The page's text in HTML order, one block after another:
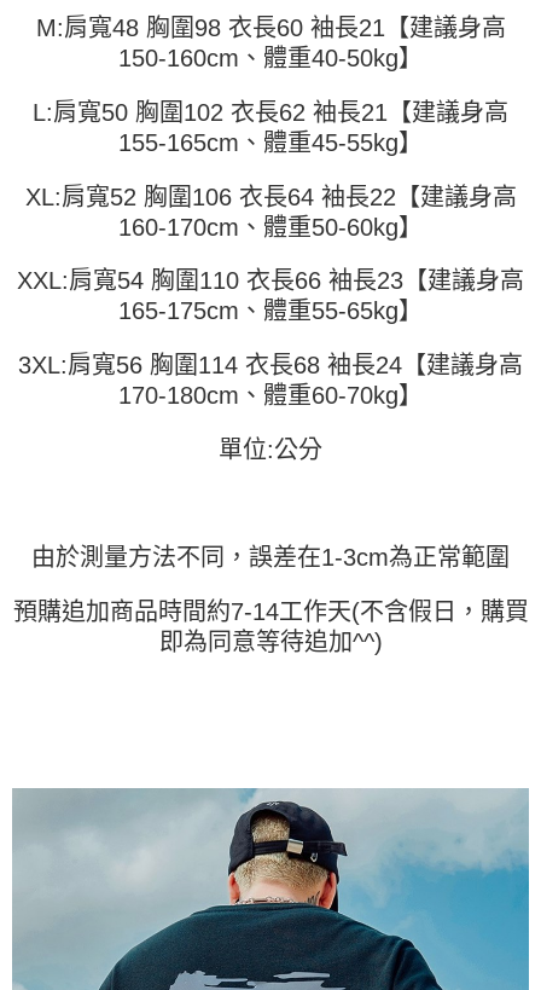
3.實際核准額度、可分期數及費用金額請依後續交易確認頁面所載為準。
4.訂單成立30分鐘內，如未前往確認交易或遇審核未通過，訂單將自動取
消。如遇「轉專審核」未通過狀況，表示未達大哥付你分期系統評分，恕無
【繳款方式說明】
1.分期款項不併入電信帳單，「大哥付你分期」於每月結算日後寄送繳費提
帳／街口支付／iPASS MONEY」等通路繳費。
用戶於交易時，得透過本服務購買商品或服務，並由商店將買賣／分期付款
買賣價金債權讓與本公司後，依約使用本公司帳單繳交帳款。
2.基於同意付款使用「大哥付你分期」之契約關係目的，商店將以您的個人
由本公司與您本人進行分期帳單所需資料之確認、核對及更正。
3.完整用戶服務條款，請詳閱以下連結：https://oppay.tw/userRule
便利好安心！
１．簡單：不需註冊會員、不需綁卡、不需儲值。
２．便利：只要手機號碼，簡訊認證，即可結帳。
【「AFTEE先享後付」結帳流程】
１．於結帳方式選擇「AFTEE先享後付」後，將跳轉至「AFTEE先享後付」
２．訂單成立數日內，您將收到繳費通知簡訊。
３．收到繳費通知簡訊後14天內，點擊此簡訊中的連結，可透過四大超商／
ATM／網路銀行／等多元方式進行付款，方視為交易完成。
購買商品的店家。未經商家同意取消之訂單仍視為有效，需透過AFTEE先享
後付繳納相關費用。
※ 交易是否成功請以「AFTEE先享後付 」之結帳頁面顯示為準，若有關於
是否繳費成功／繳費後需取消欲退款等相關疑問，請聯繫「AFTEE先享後付
客戶支援中心」https://netprotections.freshdesk.com/support/home
１．透過由恩沛科技股份有限公司提供之「AFTEE先享後付」服務完成之交
易，需依本服務之必要範圍內提供個人資料，並將交易相關給付款項請求債
３．未成年的使用者請事先徵得法定代理人或監護人之同意方可使用
「AFTEE先享後付」，若未經同意申辦者引起之損失，本公司不負相關責
４．使用「AFTEE先享後付」時，將依據個別帳號之用戶狀況，依本公司即
時審查核予不同之上限額度；若仍有額度不足之情形，本公司將視審查結果
請求用戶進行身份認證。
全家取貨付款
每筆NT$45
每筆NT$45
每筆NT$45，滿NT$499(含以上)免運費
每筆NT$45，滿NT$499(含以上)免運費
每筆NT$70，滿NT$499(含以上)免運費
M:肩寬48 胸圍98 衣長60 袖長21【建議身高
150-160cm、體重40-50kg】
L:肩寬50 胸圍102 衣長62 袖長21【建議身高
155-165cm、體重45-55kg】
XL:肩寬52 胸圍106 衣長64 袖長22【建議身高
160-170cm、體重50-60kg】
XXL:肩寬54 胸圍110 衣長66 袖長23【建議身高
165-175cm、體重55-65kg】
3XL:肩寬56 胸圍114 衣長68 袖長24【建議身高
170-180cm、體重60-70kg】
單位:公分
由於測量方法不同，誤差在1-3cm為正常範圍
預購追加商品時間約7-14工作天(不含假日，購買
即為同意等待追加^^)